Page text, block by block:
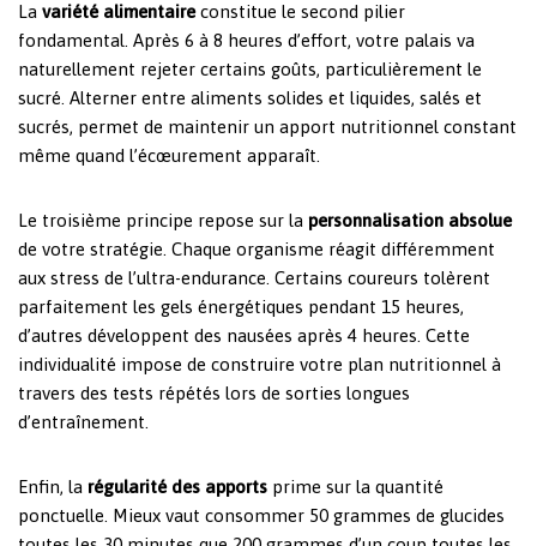
La variété alimentaireconstitue le second pilier
fondamental. Après 6 à 8 heures d’effort, votre palais va
naturellement rejeter certains goûts, particulièrement le
sucré. Alterner entre aliments solides et liquides, salés et
sucrés, permet de maintenir un apport nutritionnel constant
même quand l’écœurement apparaît.
Le troisième principe repose sur la personnalisation absolue
de votre stratégie. Chaque organisme réagit différemment
aux stress de l’ultra-endurance. Certains coureurs tolèrent
parfaitement les gels énergétiques pendant 15 heures,
d’autres développent des nausées après 4 heures. Cette
individualité impose de construire votre plan nutritionnel à
travers des tests répétés lors de sorties longues
d’entraînement.
Enfin, la régularité des apports prime sur la quantité
ponctuelle. Mieux vaut consommer 50 grammes de glucides